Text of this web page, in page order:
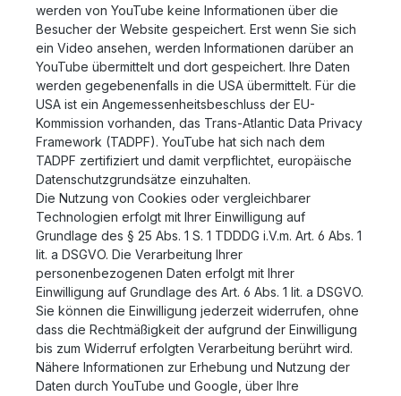
werden von YouTube keine Informationen über die
Besucher der Website gespeichert. Erst wenn Sie sich
ein Video ansehen, werden Informationen darüber an
YouTube übermittelt und dort gespeichert. Ihre Daten
werden gegebenenfalls in die USA übermittelt. Für die
USA ist ein Angemessenheitsbeschluss der EU-
Kommission vorhanden, das Trans-Atlantic Data Privacy
Framework (TADPF). YouTube hat sich nach dem
TADPF zertifiziert und damit verpflichtet, europäische
Datenschutzgrundsätze einzuhalten.
Die Nutzung von Cookies oder vergleichbarer
Technologien erfolgt mit Ihrer Einwilligung auf
Grundlage des § 25 Abs. 1 S. 1 TDDDG i.V.m. Art. 6 Abs. 1
lit. a DSGVO. Die Verarbeitung Ihrer
personenbezogenen Daten erfolgt mit Ihrer
Einwilligung auf Grundlage des Art. 6 Abs. 1 lit. a DSGVO.
Sie können die Einwilligung jederzeit widerrufen, ohne
dass die Rechtmäßigkeit der aufgrund der Einwilligung
bis zum Widerruf erfolgten Verarbeitung berührt wird.
Nähere Informationen zur Erhebung und Nutzung der
Daten durch YouTube und Google, über Ihre